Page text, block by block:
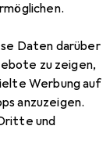
Daten darüber
zu zeigen,
Werbung auf
anzuzeigen.
und
Starrett